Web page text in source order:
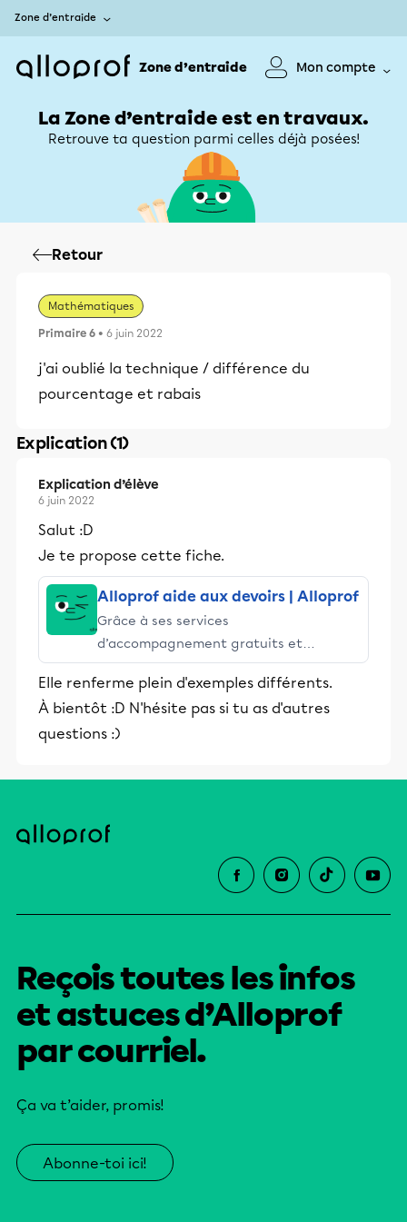
Zone d’entraide
Zone d’entraide Mon compte
La Zone d’entraide est en travaux.
Retrouve ta question parmi celles déjà posées!
Retour
Mathématiques
Primaire 6 • 6 juin 2022
j'ai oublié la technique / différence du
pourcentage et rabais
Explication (1)
Explication d’élève
6 juin 2022
Salut :D
Je te propose cette fiche.
Alloprof aide aux devoirs | Alloprof
Grâce à ses services
d’accompagnement gratuits et
stimulants, Alloprof engage les élèves
et leurs parents dans la réussite
éducative.
Elle renferme plein d'exemples différents.
À bientôt :D N'hésite pas si tu as d'autres
questions :)
Reçois toutes les infos
et astuces d’Alloprof
par courriel.
Ça va t’aider, promis!
Abonne-toi ici!